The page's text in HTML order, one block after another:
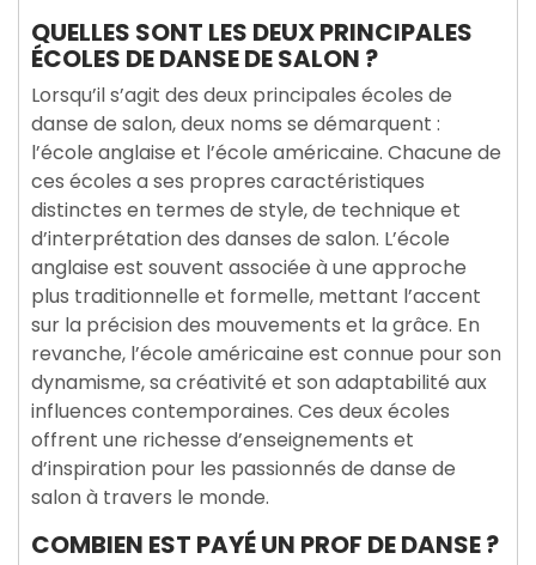
QUELLES SONT LES DEUX PRINCIPALES
ÉCOLES DE DANSE DE SALON ?
Lorsqu’il s’agit des deux principales écoles de
danse de salon, deux noms se démarquent :
l’école anglaise et l’école américaine. Chacune de
ces écoles a ses propres caractéristiques
distinctes en termes de style, de technique et
d’interprétation des danses de salon. L’école
anglaise est souvent associée à une approche
plus traditionnelle et formelle, mettant l’accent
sur la précision des mouvements et la grâce. En
revanche, l’école américaine est connue pour son
dynamisme, sa créativité et son adaptabilité aux
influences contemporaines. Ces deux écoles
offrent une richesse d’enseignements et
d’inspiration pour les passionnés de danse de
salon à travers le monde.
COMBIEN EST PAYÉ UN PROF DE DANSE ?